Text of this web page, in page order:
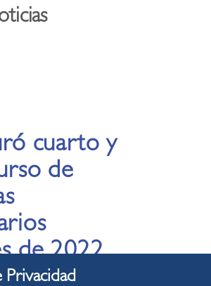
cuarto y
de
de 2022